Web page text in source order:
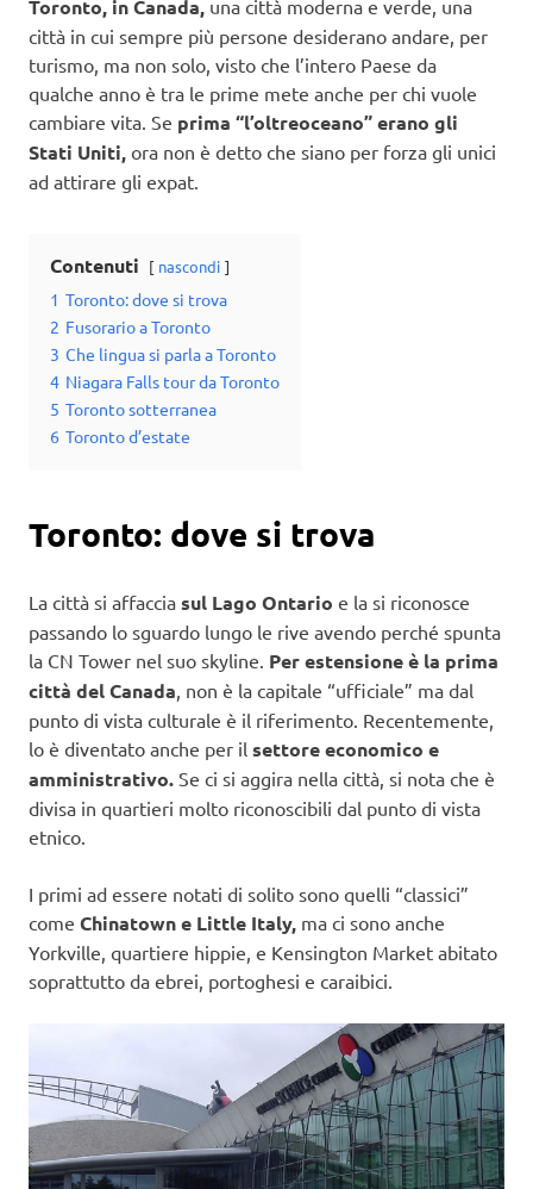
Toronto, in Canada, una città moderna e verde, una
città in cui sempre più persone desiderano andare, per
turismo, ma non solo, visto che l’intero Paese da
qualche anno è tra le prime mete anche per chi vuole
cambiare vita. Se prima “l’oltreoceano” erano gli
Stati Uniti, ora non è detto che siano per forza gli unici
ad attirare gli expat.
Contenuti nascondi
1 Toronto: dove si trova
2 Fusorario a Toronto
3 Che lingua si parla a Toronto
4 Niagara Falls tour da Toronto
5 Toronto sotterranea
6 Toronto d’estate
Toronto: dove si trova
La città si affaccia sul Lago Ontario e la si riconosce
passando lo sguardo lungo le rive avendo perché spunta
la CN Tower nel suo skyline. Per estensione è la prima
città del Canada, non è la capitale “ufficiale” ma dal
punto di vista culturale è il riferimento. Recentemente,
lo è diventato anche per il settore economico e
amministrativo. Se ci si aggira nella città, si nota che è
divisa in quartieri molto riconoscibili dal punto di vista
etnico.
I primi ad essere notati di solito sono quelli “classici”
come Chinatown e Little Italy, ma ci sono anche
Yorkville, quartiere hippie, e Kensington Market abitato
soprattutto da ebrei, portoghesi e caraibici.